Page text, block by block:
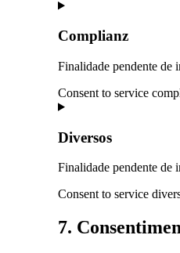
Complianz
Finalidade pendente de
Consent to service
Diversos
Finalidade pendente de
Consent to service
7.